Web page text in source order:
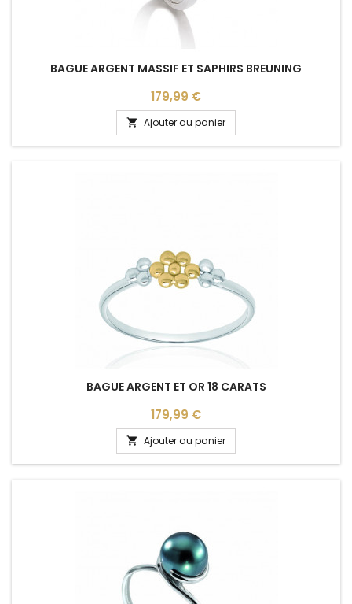
BAGUE ARGENT MASSIF ET SAPHIRS BREUNING
Prix
179,99 €
 Ajouter au panier
BAGUE ARGENT ET OR 18 CARATS
Prix
179,99 €
 Ajouter au panier